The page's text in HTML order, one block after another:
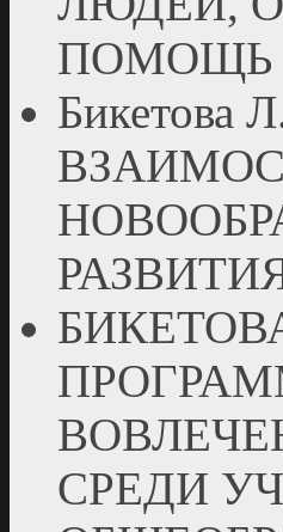
ПОМОЩЬ
Бикетова
БИКЕТОВА
СРЕДИ